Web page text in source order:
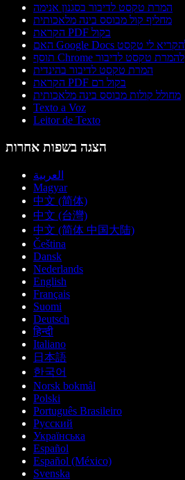
המרת טקסט לדיבור בסגנון אנימה
מחליף קול מבוסס בינה מלאכותית
הקראת PDF בקול
תוסף Chrome להמרת טקסט לדיבור
המרת טקסט לדיבור בהינדית
הקראת PDF בקול רם
מחולל קולות מבוסס בינה מלאכותית
Texto a Voz
Leitor de Texto
הצגה בשפות אחרות
العربية
Magyar
中文 (简体)
中文 (台灣)
中文 (简体 中国大陆)
Čeština
Dansk
Nederlands
English
Français
Suomi
Deutsch
हिन्दी
Italiano
日本語
한국어
Norsk bokmål
Polski
Português Brasileiro
Русский
Українська
Español
Español (México)
Svenska